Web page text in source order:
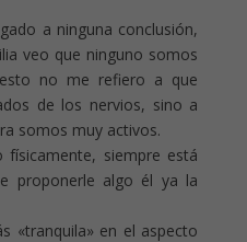
a ninguna conclusión,
veo que ninguno somos
no me refiero a que
de los nervios, sino a
somos muy activos.
siempre está
proponerle algo él ya la
«tranquila» en el aspecto